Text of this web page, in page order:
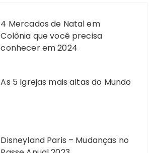
4 Mercados de Natal em
Colônia que você precisa
conhecer em 2024
As 5 Igrejas mais altas do Mundo
Disneyland Paris – Mudanças no